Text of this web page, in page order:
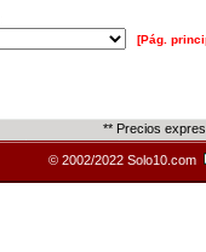
[Pág.
** Precios
© 2002/2022 Solo10.com